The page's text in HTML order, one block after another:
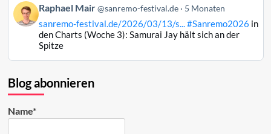
Bluesky
ansehen
Beitrag
von
Raphael
ansehen
Raphael Mair @sanremo-festival.de 5 Monaten
sanremo-festival.de/2026/03/13/s...#Sanremo2026 in
den Charts (Woche 3): Samurai Jay hält sich an der
Spitze
Blog abonnieren
Name*